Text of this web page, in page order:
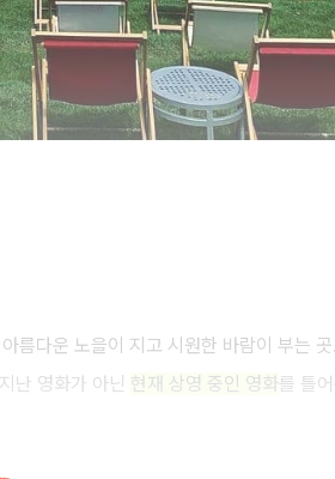
름다운 노을이 지고 시원한 바람이 부는 곳
난 영화가 아닌 현재 상영 중인 영화를 틀